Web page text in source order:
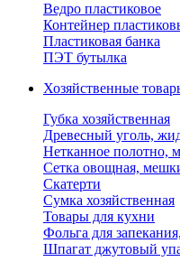
Ведро пластиковое
Контейнер
Пластиковая банка
ПЭТ бутылка
Хозяйственные
Губка хозяйственная
Древесный уголь,
Нетканное полотно,
Сетка овощная,
Скатерти
Сумка хозяйственная
Товары для кухни
Фольга для
Шпагат джутовый